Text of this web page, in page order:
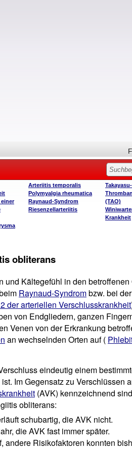
Arteriitis temporalis
Polymyalgia rheumatica
Raynaud-Syndrom
Riesenzellarteriitis
(TAO)
Krankheit
obliterans
und Kältegefühl in den
Raynaud-Syndrombzw. bei
der arteriellen Verschlusskrankheit
von Endgliedern, ganzen
Venen von der Erkrankung
an wechselnden Orten auf (
eindeutig einem
Im Gegensatz zu Verschlüssen
(AVK) kennzeichnend
obliterans:
schubartig, die AVK nicht.
die AVK fast immer später.
andere Risikofaktoren konnten